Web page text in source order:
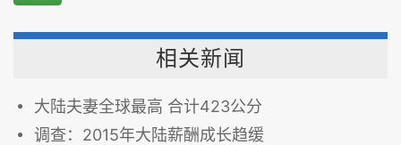
相关新闻
大陆夫妻全球最高 合计423公分
调查：2015年大陆薪酬成长趋缓